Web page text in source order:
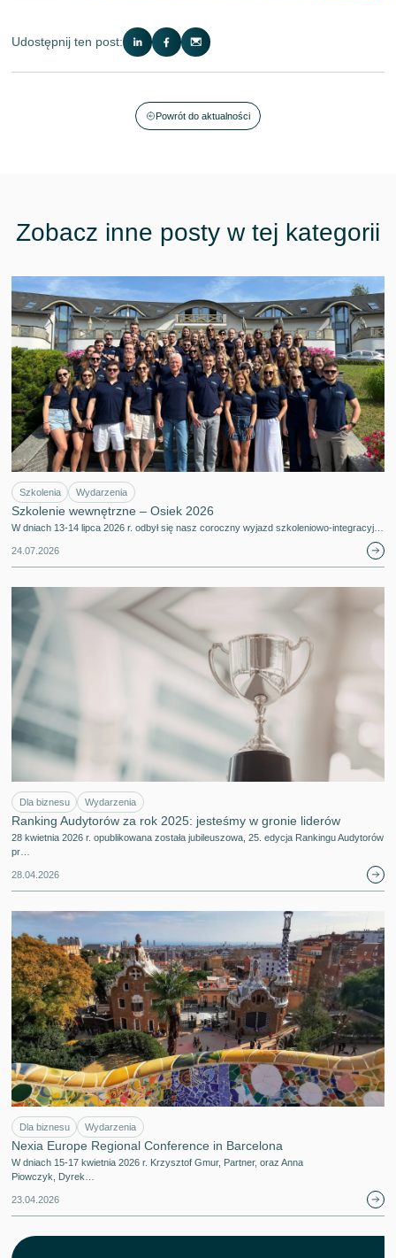
Udostępnij ten post:
Powrót do aktualności
Zobacz inne posty w tej kategorii
Szkolenia Wydarzenia
Szkolenie wewnętrzne – Osiek 2026
W dniach 13-14 lipca 2026 r. odbył się nasz coroczny wyjazd szkoleniowo-integracyj…
24.07.2026
Dla biznesu Wydarzenia
Ranking Audytorów za rok 2025: jesteśmy w gronie liderów
28 kwietnia 2026 r. opublikowana została jubileuszowa, 25. edycja Rankingu Audytorów
pr…
28.04.2026
Dla biznesu Wydarzenia
Nexia Europe Regional Conference in Barcelona
W dniach 15-17 kwietnia 2026 r. Krzysztof Gmur, Partner, oraz Anna
Piowczyk, Dyrek…
23.04.2026